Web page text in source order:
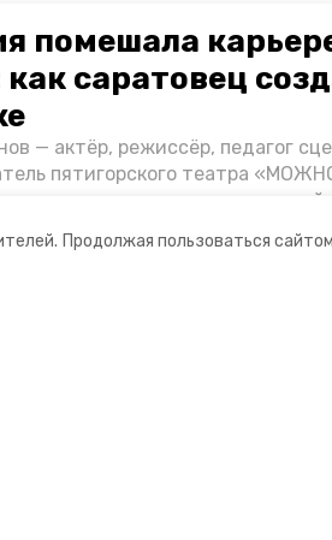
Продолжая пользоваться
помешала
саратовец
— актёр, режиссёр, педагог
пятигорского театра
выпустил восемь
Пятигорска».